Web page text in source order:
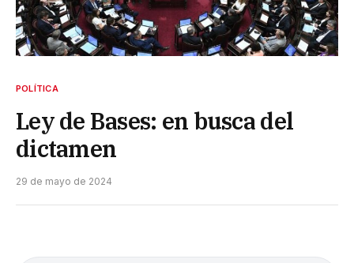
POLÍTICA
Ley de Bases: en busca del
dictamen
29 de mayo de 2024